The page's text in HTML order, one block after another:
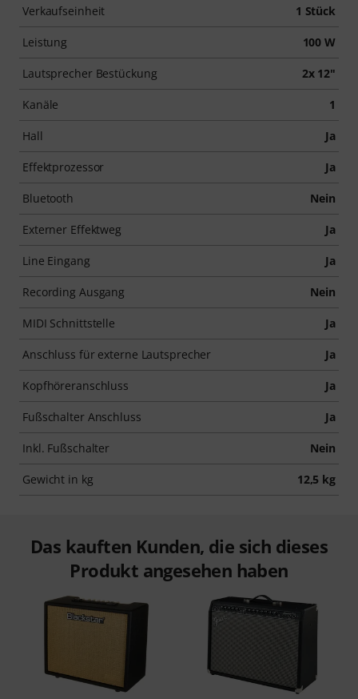
Verkaufseinheit 1 Stück
Leistung 100 W
Lautsprecher Bestückung 2x 12"
Kanäle 1
Hall Ja
Effektprozessor Ja
Bluetooth Nein
Externer Effektweg Ja
Line Eingang Ja
Recording Ausgang Nein
MIDI Schnittstelle Ja
Anschluss für externe Lautsprecher Ja
Kopfhöreranschluss Ja
Fußschalter Anschluss Ja
Inkl. Fußschalter Nein
Gewicht in kg 12,5 kg
Das kauften Kunden, die sich dieses
Produkt angesehen haben